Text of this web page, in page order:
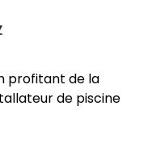
profitant de la
de piscine